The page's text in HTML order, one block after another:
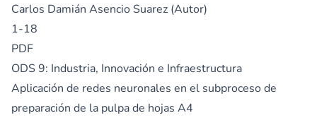
Carlos Damián Asencio Suarez (Autor)
1-18
PDF
ODS 9: Industria, Innovación e Infraestructura
Aplicación de redes neuronales en el subproceso de
preparación de la pulpa de hojas A4